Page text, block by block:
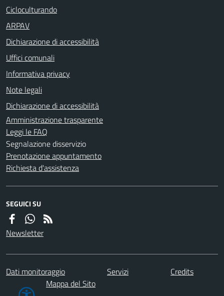
Cicloculturando
ARPAV
Dichiarazione di accessibilità
Uffici comunali
Informativa privacy
Note legali
Dichiarazione di accessibilità
Amministrazione trasparente
Leggi le FAQ
Segnalazione disservizio
Prenotazione appuntamento
Richiesta d'assistenza
SEGUICI SU
Newsletter
Dati monitoraggio Servizi
Credits
Mappa del Sito